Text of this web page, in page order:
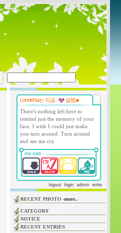
LonnieNa는 지금..
설렘
There's nothing left here to
remind just the memory of your
face. I wish I could just make
you turn around. Turn around
and see me cry.
logout login admin write
RECENT PHOTO -more..
CATEGORY
NOTICE
RECENT ENTRIES